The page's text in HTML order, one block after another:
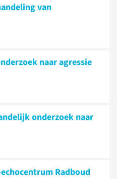
van
naar agressie
onderzoek naar
Radboud